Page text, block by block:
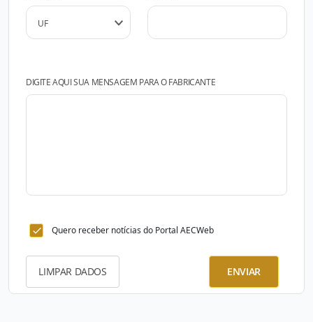
DIGITE AQUI SUA MENSAGEM PARA O FABRICANTE
Quero receber notícias do Portal AECWeb
LIMPAR DADOS ENVIAR